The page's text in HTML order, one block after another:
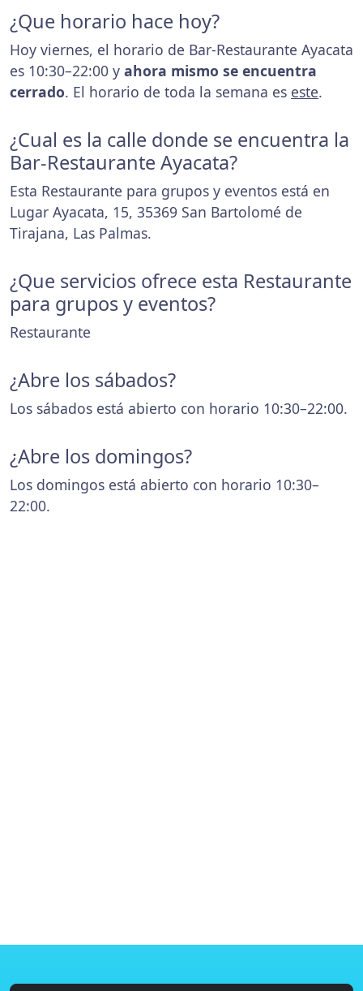
¿Que horario hace hoy?
Hoy viernes, el horario de Bar-Restaurante Ayacata
es 10:30–22:00 y ahora mismo se encuentra
cerrado. El horario de toda la semana es este.
¿Cual es la calle donde se encuentra la
Bar-Restaurante Ayacata?
Esta Restaurante para grupos y eventos está en
Lugar Ayacata, 15, 35369 San Bartolomé de
Tirajana, Las Palmas.
¿Que servicios ofrece esta Restaurante
para grupos y eventos?
Restaurante
¿Abre los sábados?
Los sábados está abierto con horario 10:30–22:00.
¿Abre los domingos?
Los domingos está abierto con horario 10:30–
22:00.